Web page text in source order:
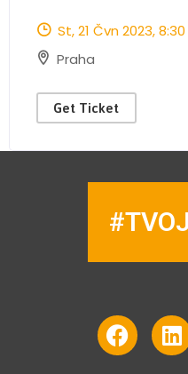
St, 21 Čvn 2023, 8:30
Praha
Get Ticket